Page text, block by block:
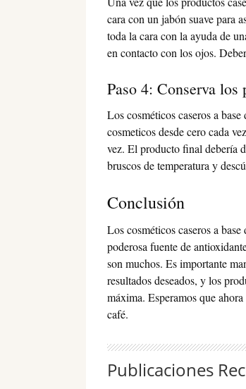
cara con un jabón suave para
toda la cara con la ayuda de
en contacto con los ojos.
Paso 4: Conserva los
Los cosméticos caseros a
cosmeticos desde cero cada
vez. El producto final debería
bruscos de temperatura y
Conclusión
Los cosméticos caseros a
poderosa fuente de
son muchos. Es importante
resultados deseados, y los
máxima. Esperamos que
café.
Publicaciones